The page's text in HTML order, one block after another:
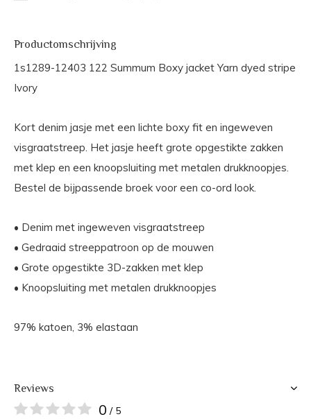
Productomschrijving
1s1289-12403 122 Summum Boxy jacket Yarn dyed stripe
Ivory
Kort denim jasje met een lichte boxy fit en ingeweven
visgraatstreep. Het jasje heeft grote opgestikte zakken
met klep en een knoopsluiting met metalen drukknoopjes.
Bestel de bijpassende broek voor een co-ord look.
• Denim met ingeweven visgraatstreep
• Gedraaid streeppatroon op de mouwen
• Grote opgestikte 3D-zakken met klep
• Knoopsluiting met metalen drukknoopjes
97% katoen, 3% elastaan
Reviews
0 / 5